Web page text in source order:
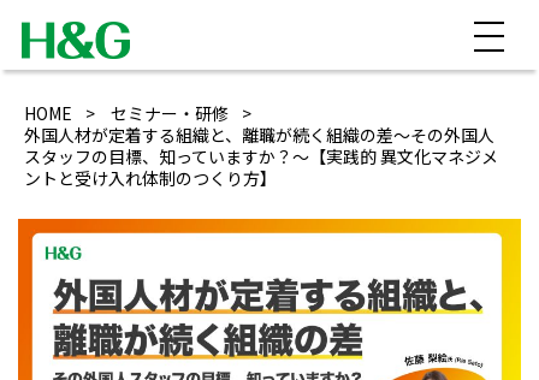
HOME
セミナー・研修
外国人材が定着する組織と、離職が続く組織の差～その外国人
スタッフの目標、知っていますか？～【実践的 異文化マネジメ
ントと受け入れ体制のつくり方】